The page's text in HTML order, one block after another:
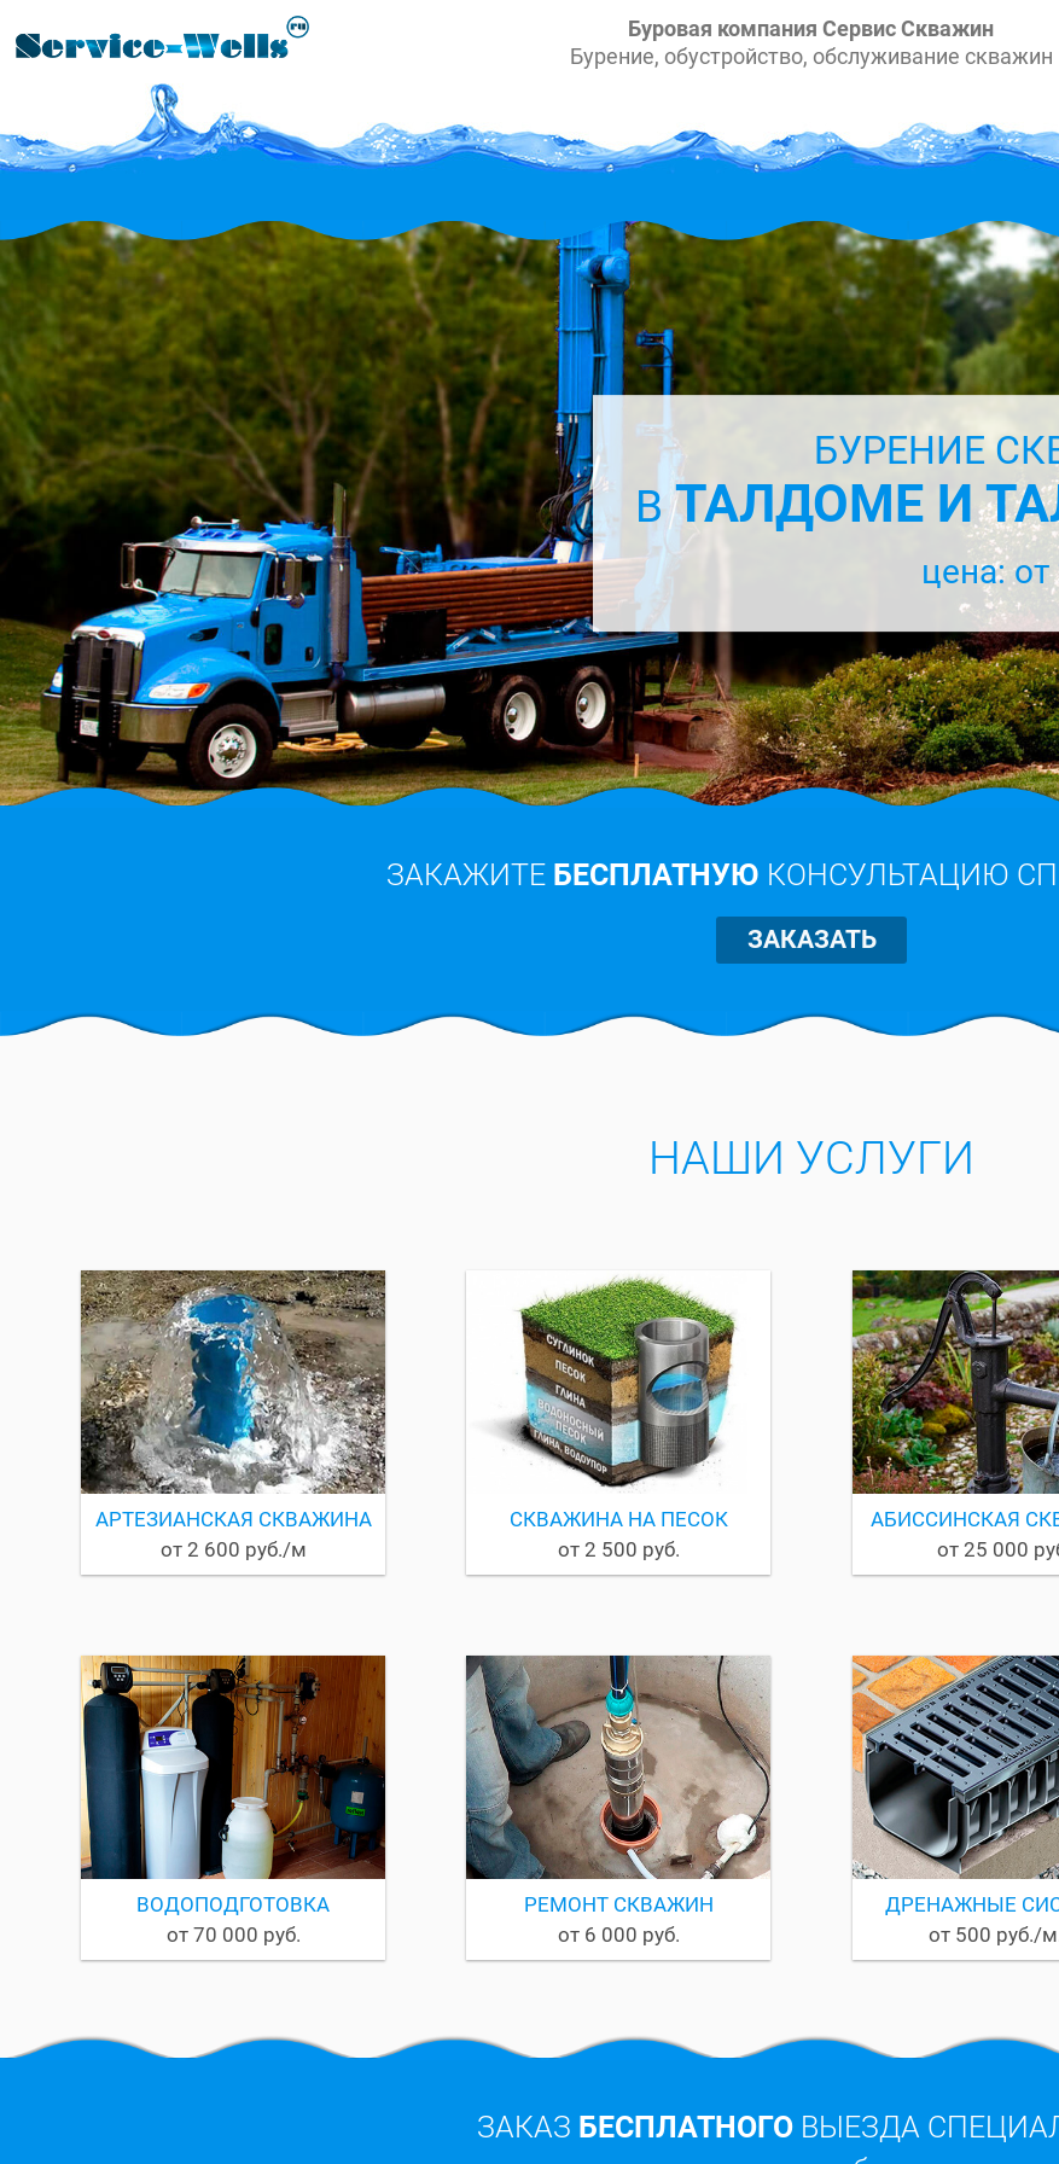
Буровая компания Сервис Скважин
Бурение, обустройство, обслуживание скважин
БУРЕНИЕ
ВТАЛДОМЕ И
цена:
ЗАКАЖИТЕ БЕСПЛАТНУЮ КОНСУЛЬТАЦИЮ
ЗАКАЗАТЬ
НАШИ УСЛУГИ
АРТЕЗИАНСКАЯ СКВАЖИНА
от 2 600 руб./м
СКВАЖИНА НА ПЕСОК
от 2 500 руб.
АБИССИНСКАЯ
от 25 000
ВОДОПОДГОТОВКА
от 70 000 руб.
РЕМОНТ СКВАЖИН
от 6 000 руб.
ДРЕНАЖНЫЕ
от 500 руб./
ЗАКАЗ БЕСПЛАТНОГОВЫЕЗДА